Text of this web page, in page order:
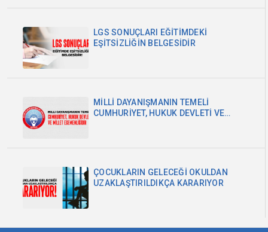
LGS SONUÇLARI EĞİTİMDEKİ
EŞİTSİZLİĞİN BELGESİDİR
MİLLİ DAYANIŞMANIN TEMELİ
CUMHURİYET, HUKUK DEVLETİ VE
ÇOCUKLARIN GELECEĞİ OKULDAN
UZAKLAŞTIRILDIKÇA KARARIYOR